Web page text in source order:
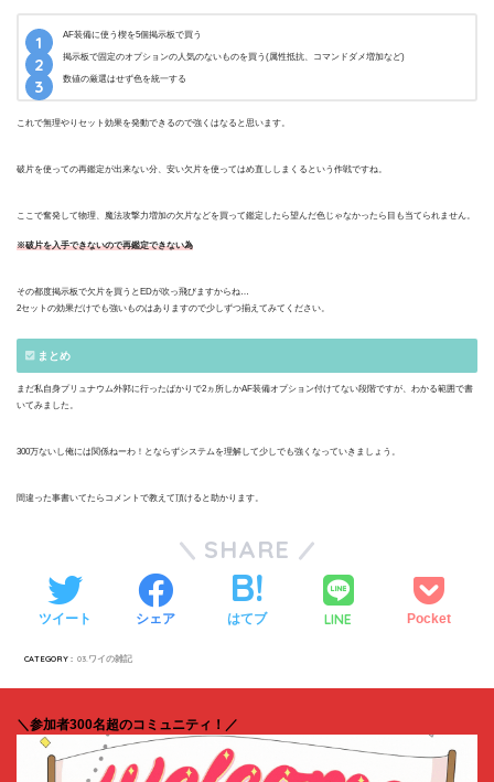
AF装備に使う楔を5個掲示板で買う
掲示板で固定のオプションの人気のないものを買う(属性抵抗、コマンドダメ増加など)
数値の厳選はせず色を統一する
これで無理やりセット効果を発動できるので強くはなると思います。
破片を使っての再鑑定が出来ない分、安い欠片を使ってはめ直ししまくるという作戦ですね。
ここで奮発して物理、魔法攻撃力増加の欠片などを買って鑑定したら望んだ色じゃなかったら目も当てられません。
※破片を入手できないので再鑑定できない為
その都度掲示板で欠片を買うとEDが吹っ飛びますからね…
2セットの効果だけでも強いものはありますので少しずつ揃えてみてください。
まとめ
まだ私自身プリュナウム外郭に行ったばかりで2ヵ所しかAF装備オプション付けてない段階ですが、わかる範囲で書
いてみました。
300万ないし俺には関係ねーわ！とならずシステムを理解して少しでも強くなっていきましょう。
間違った事書いてたらコメントで教えて頂けると助かります。
SHARE
ツイート シェア はてブ LINE Pocket
CATEGORY : 03.ワイの雑記
＼参加者300名超のコミュニティ！／